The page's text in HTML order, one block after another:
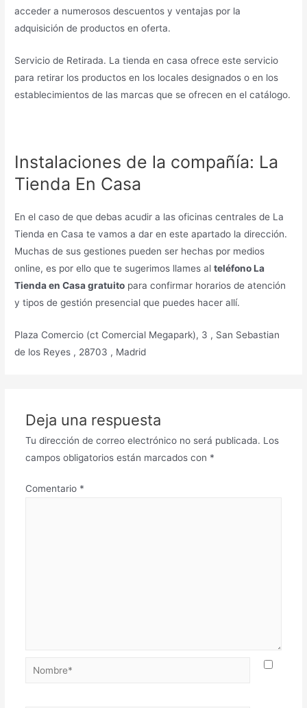
acceder a numerosos descuentos y ventajas por la
adquisición de productos en oferta.
Servicio de Retirada. La tienda en casa ofrece este servicio
para retirar los productos en los locales designados o en los
establecimientos de las marcas que se ofrecen en el catálogo.
Instalaciones de la compañía: La
Tienda En Casa
En el caso de que debas acudir a las oficinas centrales de La
Tienda en Casa te vamos a dar en este apartado la dirección.
Muchas de sus gestiones pueden ser hechas por medios
online, es por ello que te sugerimos llames alteléfono La
Tienda en Casa gratuito para confirmar horarios de atención
y tipos de gestión presencial que puedes hacer allí.
Plaza Comercio (ct Comercial Megapark), 3 , San Sebastian
de los Reyes , 28703 , Madrid
Deja una respuesta
Tu dirección de correo electrónico no será publicada. Los
campos obligatorios están marcados con *
Comentario *
Nombre*